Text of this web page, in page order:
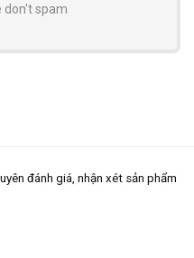
don't spam
đánh giá, nhận xét sản phẩm